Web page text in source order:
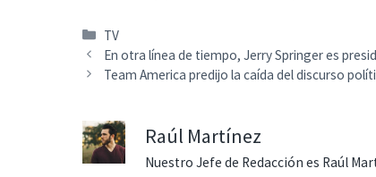
Categorías
TV
En otra línea de tiempo, Jerry Springer es
Team America predijo la caída del discurso
Raúl Martínez
Nuestro Jefe de Redacción es Raúl